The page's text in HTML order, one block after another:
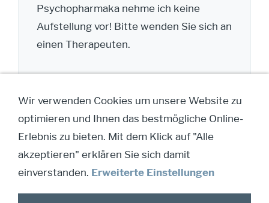
Psychopharmaka nehme ich keine
Aufstellung vor! Bitte wenden Sie sich an
einen Therapeuten.
IMPRESSUM/KONTAKT
ALLGEMEINE
GESCHÄFTSBEDINGUNGEN/AGB & KUNDENINFO
WIDERRUFSRECHT FÜR VERBRAUCHER
Wir verwenden Cookies um unsere Website zu
optimieren und Ihnen das bestmögliche Online-
Erlebnis zu bieten. Mit dem Klick auf "Alle
akzeptieren" erklären Sie sich damit
einverstanden. Erweiterte Einstellungen